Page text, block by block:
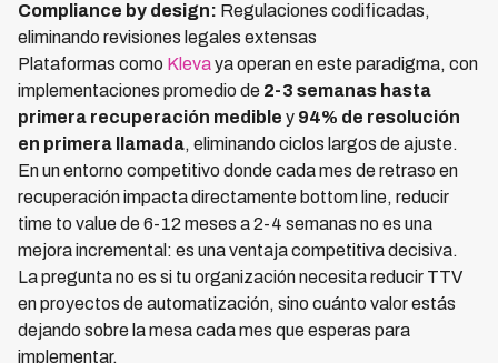
Compliance by design: Regulaciones codificadas,
eliminando revisiones legales extensas
Plataformas como Klevaya operan en este paradigma, con
implementaciones promedio de 2-3 semanas hasta
primera recuperación medible y 94% de resolución
en primera llamada, eliminando ciclos largos de ajuste.
En un entorno competitivo donde cada mes de retraso en
recuperación impacta directamente bottom line, reducir
time to value de 6-12 meses a 2-4 semanas no es una
mejora incremental: es una ventaja competitiva decisiva.
La pregunta no es si tu organización necesita reducir TTV
en proyectos de automatización, sino cuánto valor estás
dejando sobre la mesa cada mes que esperas para
implementar.